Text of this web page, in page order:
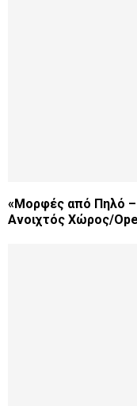
«Μορφές από Πηλό –
Ανοιχτός Χώρος/